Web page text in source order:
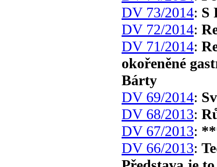
DV 73/2014: S
DV 72/2014:
DV 71/2014:
okořeněné
Bárty
DV 69/2014:
DV 68/2013:
DV 67/2013:
DV 66/2013: